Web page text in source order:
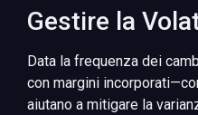
Gestire la
Data la frequenza dei
con margini
aiutano a mitigare la